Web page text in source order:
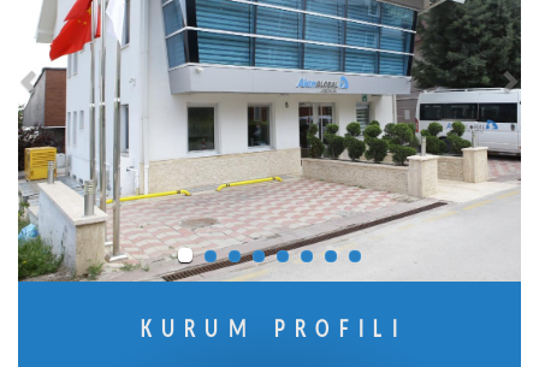
KURUM PROFİLİ